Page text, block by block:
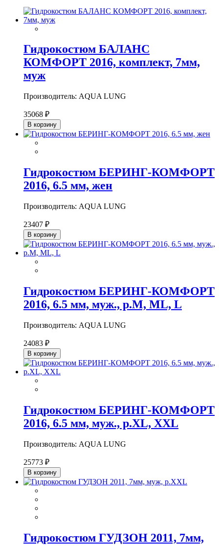
Гидрокостюм БАЛАНС
КОМФОРТ 2016, комплект, 7мм,
муж
Производитель: AQUA LUNG
35068 ₽
В корзину
Гидрокостюм БЕРИНГ-КОМФОРТ
2016, 6.5 мм, жен
Производитель: AQUA LUNG
23407 ₽
В корзину
Гидрокостюм БЕРИНГ-КОМФОРТ
2016, 6.5 мм, муж., р.M, ML, L
Производитель: AQUA LUNG
24083 ₽
В корзину
Гидрокостюм БЕРИНГ-КОМФОРТ
2016, 6.5 мм, муж., р.XL, XXL
Производитель: AQUA LUNG
25773 ₽
В корзину
Гидрокостюм ГУДЗОН 2011, 7мм,